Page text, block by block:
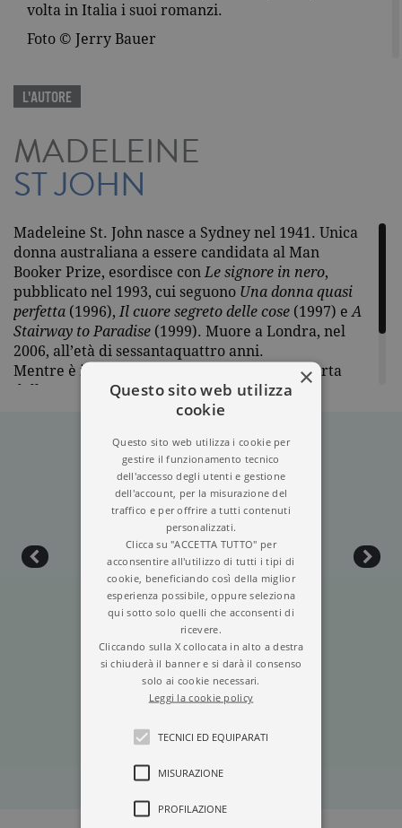
volta in Italia i suoi romanzi.
Foto © Jerry Bauer
L'AUTORE
MADELEINE
ST JOHN
Madeleine St. John nasce a Sydney nel 1941. Unica
donna australiana a essere candidata al Man
Booker Prize, esordisce con Le signore in nero,
pubblicato nel 1993, cui seguono Una donna quasi
perfetta (1996),Il cuore segreto delle cose (1997) eA
Stairway to Paradise (1999). Muore a Londra, nel
2006, all’età di sessantaquattro anni.
Mentre è in corso in tutto il mondo la riscoperta
delle sua opera, Garzanti pubblica per la prima
volta in Italia i suoi romanzi.
Foto © Jerry Bauer
L’AMICA SFUGGENTE
×
Questo sito web utilizza
cookie
Questo sito web utilizza i cookie per
gestire il funzionamento tecnico
dell'accesso degli utenti e gestione
dell'account, per la misurazione del
traffico e per offrire a tutti contenuti
personalizzati.
Clicca su "ACCETTA TUTTO" per
acconsentire all'utilizzo di tutti i tipi di
cookie, beneficiando così della miglior
esperienza possibile, oppure seleziona
qui sotto solo quelli che acconsenti di
ricevere.
Cliccando sulla X collocata in alto a destra
si chiuderà il banner e si darà il consenso
solo ai cookie necessari.
Leggi la cookie policy
TECNICI ED EQUIPARATI
MISURAZIONE
PROFILAZIONE